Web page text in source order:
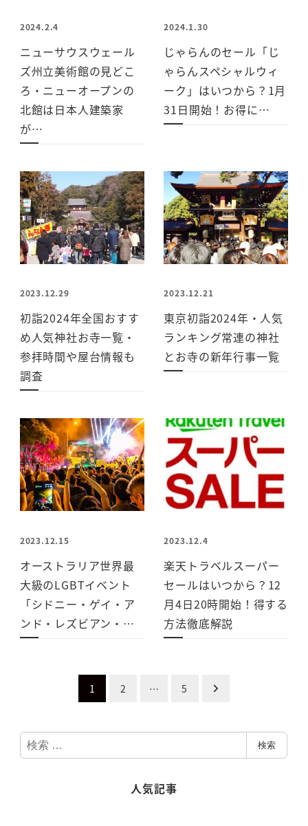
2024.2.4
ニューサウスウェール
ズ州立美術館の見どこ
ろ・ニューオープンの
北館は日本人建築家
が…
2024.1.30
じゃらんのセール「じ
ゃらんスペシャルウィ
ーク」はいつから？1月
31日開始！お得に…
2023.12.29
初詣2024年全国おすす
め人気神社お寺一覧・
参拝時間や屋台情報も
調査
2023.12.21
東京初詣2024年・人気
ランキング常連の神社
とお寺の新年行事一覧
2023.12.15
オーストラリア世界最
大級のLGBTイベント
「シドニー・ゲイ・ア
ンド・レズビアン・…
2023.12.4
楽天トラベルスーパー
セールはいつから？12
月4日20時開始！得する
方法徹底解説
ナ
1 2 … 5
検
索
検索
人気記事